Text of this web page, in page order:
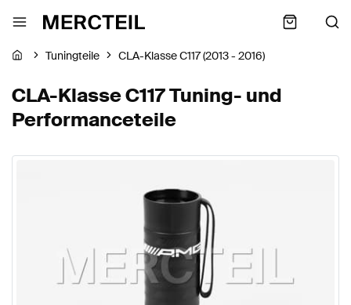
Tuningteile CLA-Klasse C117 (2013 - 2016)
CLA-Klasse C117 Tuning- und
Performanceteile